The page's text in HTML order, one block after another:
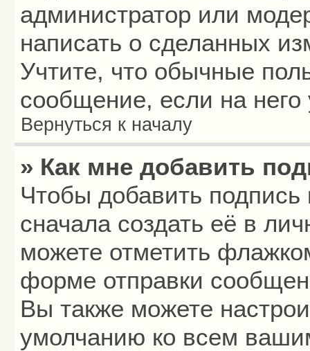
администратор или
написать о сделанных
Учтите, что обычные
сообщение, если на него
Вернуться к началу
» Как мне добавить
Чтобы добавить
сначала создать её в
можете отметить
форме отправки
Вы также можете
умолчанию ко всем